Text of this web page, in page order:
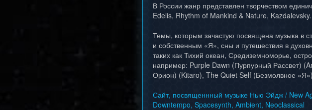
В России жанр представлен творчеством
Edelis, Rhythm of Mankind & Nature, Kazdalevsky.
Темы, которым зачастую посвящена музыка в
и собственным «Я», сны и путешествия в
таких как Тихий океан, Средиземноморье,
например: Purple Dawn (Пурпурный Рассвет)
Орион) (Kitaro), The Quiet Self (Безмолвное
Сайт, посвященнный музыке Нью Эйдж / New
Downtempo, Spacesynth, Ambient, Neoclassical